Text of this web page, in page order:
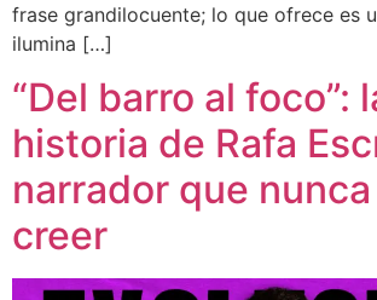
frase grandilocuente; lo que ofrece es
ilumina […]
“Del barro al foco”:
historia de Rafa
narrador que
creer